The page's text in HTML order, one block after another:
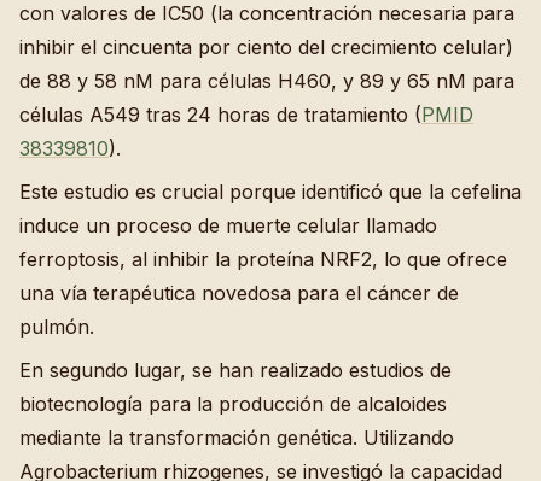
con valores de IC50 (la concentración necesaria para
inhibir el cincuenta por ciento del crecimiento celular)
de 88 y 58 nM para células H460, y 89 y 65 nM para
células A549 tras 24 horas de tratamiento (PMID
38339810).
Este estudio es crucial porque identificó que la cefelina
induce un proceso de muerte celular llamado
ferroptosis, al inhibir la proteína NRF2, lo que ofrece
una vía terapéutica novedosa para el cáncer de
pulmón.
En segundo lugar, se han realizado estudios de
biotecnología para la producción de alcaloides
mediante la transformación genética. Utilizando
Agrobacterium rhizogenes, se investigó la capacidad